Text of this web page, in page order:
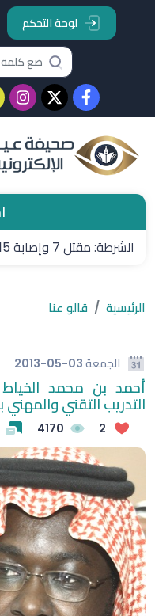
لوحة التحكم
الشرطة: مقتل 7 وإصابة 15 في إطلاق نار بمدرسة في تايلاند
الرئيسية قالو عنا
الجمعة 2013-05-03
أحمد بن محمد
التدريب التقني
2
4170